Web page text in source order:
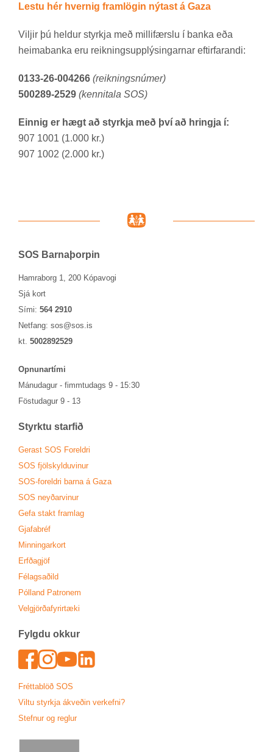
Lestu hér hvernig fram­lög­in nýt­ast á Gaza
Vilj­ir þú held­ur styrkja með milli­færslu í banka eða
heima­banka eru reikn­ings­upp­lýs­ing­arn­ar eft­ir­far­andi:
0133-26-004266 (reikningsnúmer)
500289-2529 (kennitala SOS)
Einnig er hægt að styrkja með því að hringja í:
907 1001 (1.000 kr.)
907 1002 (2.000 kr.)
SOS Barna­þorp­in
Hamraborg 1, 200 Kópavogi
Sjá kort
Sími: 564 2910
Netfang: sos@sos.is
kt. 5002892529
Opn­un­ar­tími
Mánu­dag­ur - fimmtu­dags 9 - 15:30
Föstu­dag­ur 9 - 13
Styrktu starf­ið
Ger­ast SOS For­eldri
SOS fjöl­skyldu­vin­ur
SOS-for­eldri barna á Gaza
SOS neyð­ar­vin­ur
Gefa stakt fram­lag
Gjafa­bréf
Minn­ing­ar­kort
Erfða­gjöf
Fé­lags­að­ild
Pól­land Patronem
Vel­gjörða­fyr­ir­tæki
Fylgdu okk­ur
Face­book
In­sta­gram
Youtu­be
Lin­ked­In
Frétta­blöð SOS
Viltu styrkja ákveð­in verk­efni?
Stefn­ur og regl­ur